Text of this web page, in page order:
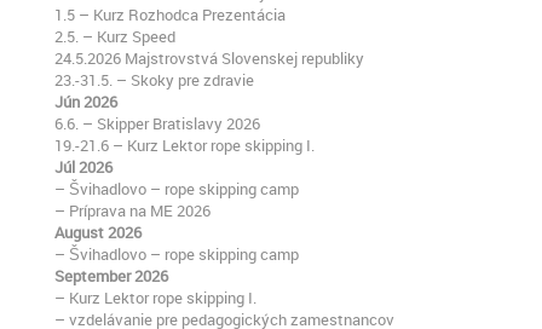
1.5 – Kurz Rozhodca Prezentácia
2.5. – Kurz Speed
24.5.2026 Majstrovstvá Slovenskej republiky
23.-31.5. – Skoky pre zdravie
Jún 2026
6.6. – Skipper Bratislavy 2026
19.-21.6 – Kurz Lektor rope skipping I.
Júl 2026
– Švihadlovo – rope skipping camp
– Príprava na ME 2026
August 2026
– Švihadlovo – rope skipping camp
September 2026
– Kurz Lektor rope skipping I.
– vzdelávanie pre pedagogických zamestnancov